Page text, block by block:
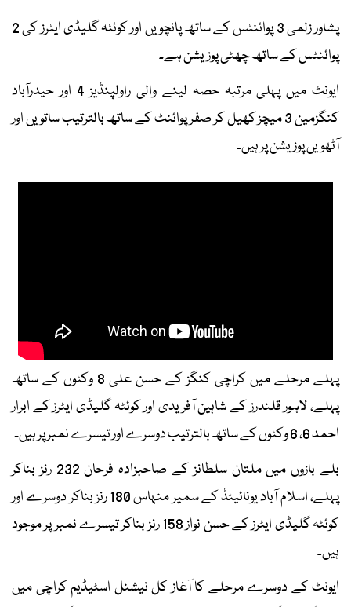
پشاور زلمی 3 پوائنٹس کے ساتھ پانچویں اور کوئٹہ گلیڈی ایٹرز کی 2
پوائنٹس کے ساتھ چھٹی پوزیشن ہے۔
ایونٹ میں پہلی مرتبہ حصہ لینے والی راولپنڈیز 4 اور حیدرآباد
کنگزمین 3 میچز کھیل کر صفر پوائنٹ کے ساتھ بالترتیب ساتویں اور
آٹھویں پوزیشن پر ہیں۔
پہلے مرحلے میں کراچی کنگز کے حسن علی 8 وکٹوں کے ساتھ
پہلے، لاہور قلندرز کے شاہین آفریدی اور کوئٹہ گلیڈی ایٹرز کے ابرار
احمد 6، 6 وکٹوں کے ساتھ بالترتیب دوسرے اور تیسرے نمبر پر ہیں۔
بلے بازوں میں ملتان سلطانز کے صاحبزادہ فرحان 232 رنز بناکر
پہلے، اسلام آباد یونائیٹڈ کے سمیر منہاس 180 رنز بناکر دوسرے اور
کوئٹہ گلیڈی ایٹرز کے حسن نواز 158 رنز بناکر تیسرے نمبر پر موجود
ہیں۔
ایونٹ کے دوسرے مرحلے کا آغاز کل نیشنل اسٹیڈیم کراچی میں